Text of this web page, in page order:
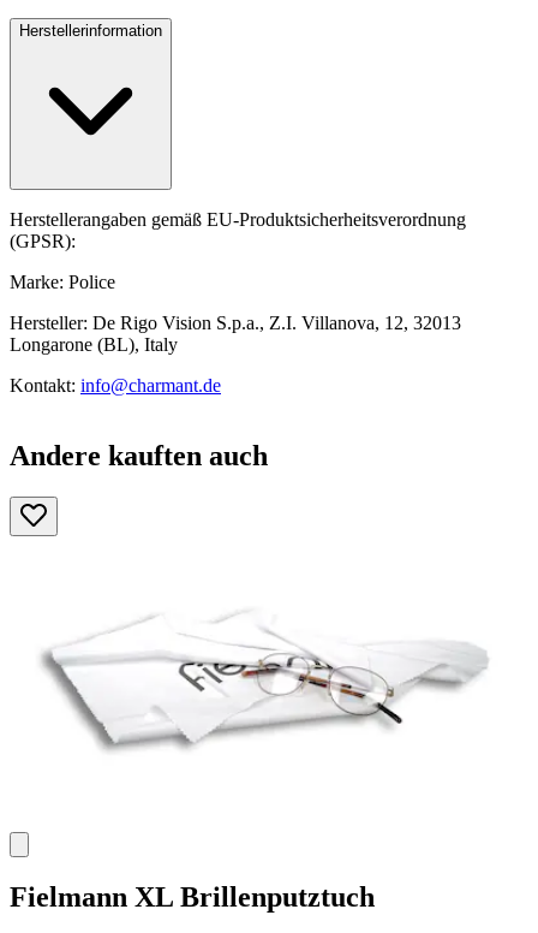
Herstellerinformation
Herstellerangaben gemäß EU-Produktsicherheitsverordnung
(GPSR):
Marke: Police
Hersteller: De Rigo Vision S.p.a., Z.I. Villanova, 12, 32013
Longarone (BL), Italy
Kontakt: info@charmant.de
Andere kauften auch
Fielmann XL Brillenputztuch